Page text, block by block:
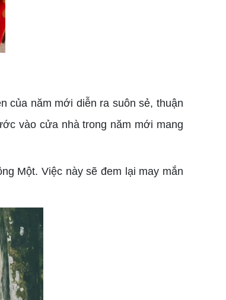
của năm mới diễn ra suôn sẻ, thuận
vào cửa nhà trong năm mới mang
Một. Việc này sẽ đem lại may mắn